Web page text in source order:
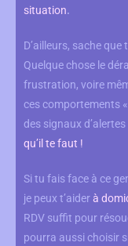
situation.
D’ailleurs, sache
Quelque chose le
frustration, voire
ces comportements
des signaux
qu’il te faut !
Si tu fais face à ce
je peux t’aiderà
RDV suffit pour
pourra aussi choisir